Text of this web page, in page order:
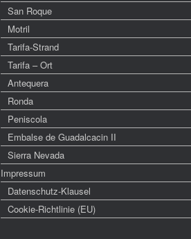
San Roque
Motril
Tarifa-Strand
Tarifa – Ort
Antequera
Ronda
Peniscola
Embalse de Guadalcacin II
Sierra Nevada
Impressum
Datenschutz-Klausel
Cookie-Richtlinie (EU)